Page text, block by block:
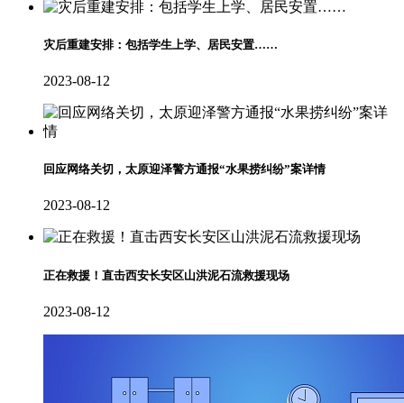
灾后重建安排：包括学生上学、居民安置……
2023-08-12
回应网络关切，太原迎泽警方通报“水果捞纠纷”案详情
2023-08-12
正在救援！直击西安长安区山洪泥石流救援现场
2023-08-12